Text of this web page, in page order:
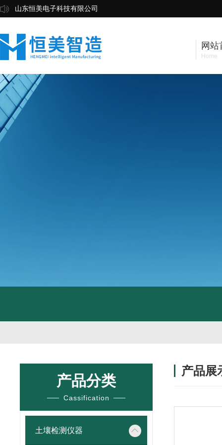
山东恒美电子科技有限公司
网站
Home
产品分类
Cassification
土壤检测仪器
产品展